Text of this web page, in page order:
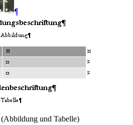
und Tabelle)